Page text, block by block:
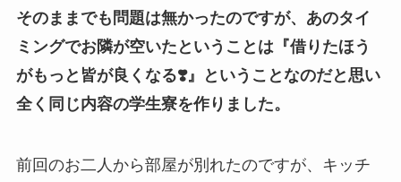
そのままでも問題は無かったのですが、あのタイ
ミングでお隣が空いたということは『借りたほう
がもっと皆が良くなる❣️』
ということなのだと思い
全く同じ内容の学生寮を作りました。
前回のお二人から部屋が別れたのですが、キッチ